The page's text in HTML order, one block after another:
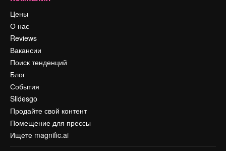
Цены
О нас
Reviews
Вакансии
Поиск тенденций
Блог
События
Slidesgo
Продайте свой контент
Помещение для прессы
Ищете magnific.ai